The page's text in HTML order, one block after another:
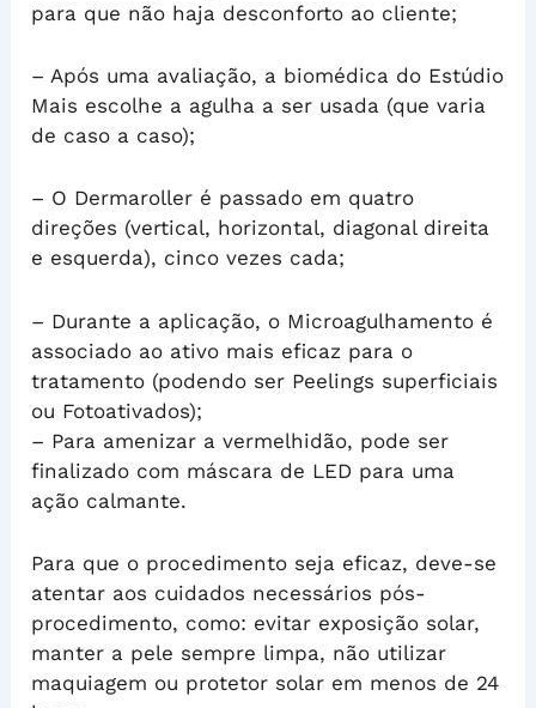
para que não haja desconforto ao cliente;
– Após uma avaliação, a biomédica do Estúdio
Mais escolhe a agulha a ser usada (que varia
de caso a caso);
– O Dermaroller é passado em quatro
direções (vertical, horizontal, diagonal direita
e esquerda), cinco vezes cada;
– Durante a aplicação, o Microagulhamento é
associado ao ativo mais eficaz para o
tratamento (podendo ser Peelings superficiais
ou Fotoativados);
– Para amenizar a vermelhidão, pode ser
finalizado com máscara de LED para uma
ação calmante.
Para que o procedimento seja eficaz, deve-se
atentar aos cuidados necessários pós-
procedimento, como: evitar exposição solar,
manter a pele sempre limpa, não utilizar
maquiagem ou protetor solar em menos de 24